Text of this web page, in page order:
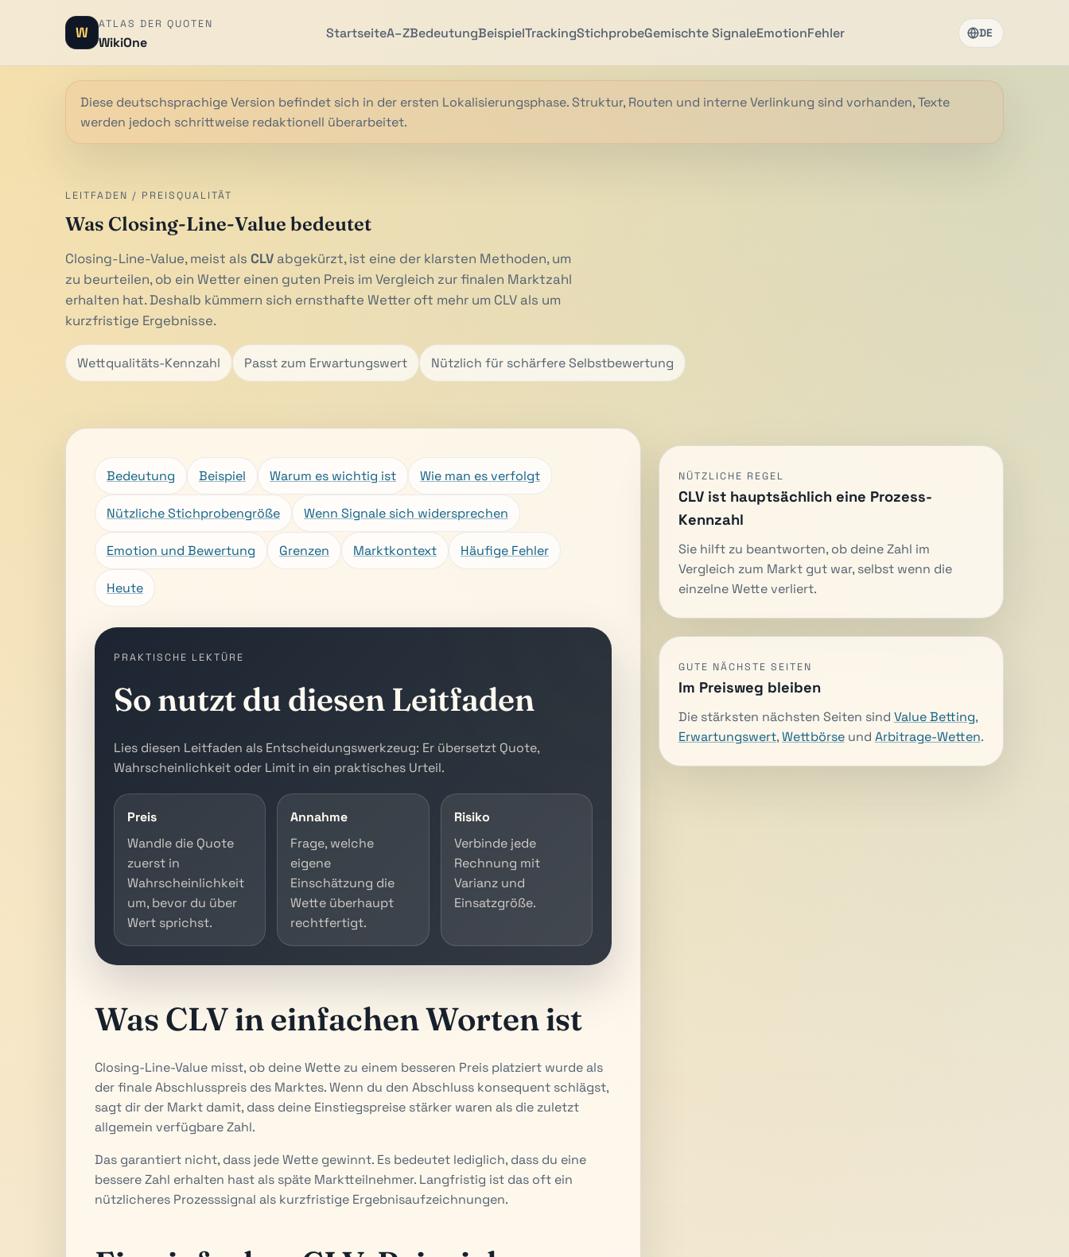
W ATLAS DER QUOTEN
WikiOne
StartseiteA–ZBedeutungBeispielTrackingStichprobeGemischte SignaleEmotionFehler DE
Diese deutschsprachige Version befindet sich in der ersten Lokalisierungsphase. Struktur, Routen und interne Verlinkung sind vorhanden, Texte
werden jedoch schrittweise redaktionell überarbeitet.
LEITFADEN / PREISQUALITÄT
Was Closing-Line-Value bedeutet
Closing-Line-Value, meist als CLV abgekürzt, ist eine der klarsten Methoden, um
zu beurteilen, ob ein Wetter einen guten Preis im Vergleich zur finalen Marktzahl
erhalten hat. Deshalb kümmern sich ernsthafte Wetter oft mehr um CLV als um
kurzfristige Ergebnisse.
Wettqualitäts-Kennzahl Passt zum Erwartungswert Nützlich für schärfere Selbstbewertung
Bedeutung Beispiel Warum es wichtig ist Wie man es verfolgt
Nützliche Stichprobengröße Wenn Signale sich widersprechen
Emotion und Bewertung Grenzen Marktkontext Häufige Fehler
Heute
PRAKTISCHE LEKTÜRE
So nutzt du diesen Leitfaden
Lies diesen Leitfaden als Entscheidungswerkzeug: Er übersetzt Quote,
Wahrscheinlichkeit oder Limit in ein praktisches Urteil.
Preis
Wandle die Quote
zuerst in
Wahrscheinlichkeit
um, bevor du über
Wert sprichst.
Annahme
Frage, welche
eigene
Einschätzung die
Wette überhaupt
rechtfertigt.
Risiko
Verbinde jede
Rechnung mit
Varianz und
Einsatzgröße.
Was CLV in einfachen Worten ist
Closing-Line-Value misst, ob deine Wette zu einem besseren Preis platziert wurde als
der finale Abschlusspreis des Marktes. Wenn du den Abschluss konsequent schlägst,
sagt dir der Markt damit, dass deine Einstiegspreise stärker waren als die zuletzt
allgemein verfügbare Zahl.
Das garantiert nicht, dass jede Wette gewinnt. Es bedeutet lediglich, dass du eine
bessere Zahl erhalten hast als späte Marktteilnehmer. Langfristig ist das oft ein
nützlicheres Prozesssignal als kurzfristige Ergebnisaufzeichnungen.
NÜTZLICHE REGEL
CLV ist hauptsächlich eine Prozess-
Kennzahl
Sie hilft zu beantworten, ob deine Zahl im
Vergleich zum Markt gut war, selbst wenn die
einzelne Wette verliert.
GUTE NÄCHSTE SEITEN
Im Preisweg bleiben
Die stärksten nächsten Seiten sind Value Betting,
Erwartungswert,Wettbörseund Arbitrage-Wetten.